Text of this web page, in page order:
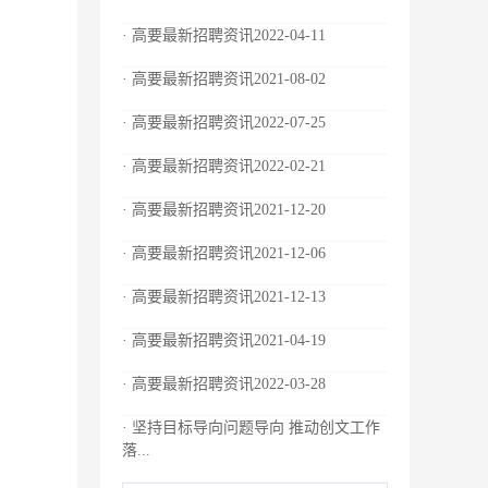
· 高要最新招聘资讯2022-04-11
· 高要最新招聘资讯2021-08-02
· 高要最新招聘资讯2022-07-25
· 高要最新招聘资讯2022-02-21
· 高要最新招聘资讯2021-12-20
· 高要最新招聘资讯2021-12-06
· 高要最新招聘资讯2021-12-13
· 高要最新招聘资讯2021-04-19
· 高要最新招聘资讯2022-03-28
· 坚持目标导向问题导向 推动创文工作
落...